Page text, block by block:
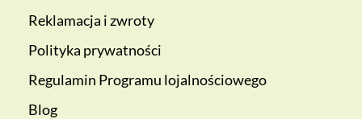
Reklamacja i zwroty
Polityka prywatności
Regulamin Programu lojalnościowego
Blog